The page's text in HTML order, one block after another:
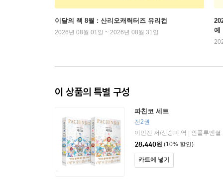
이달의 책 8월 : 산리오캐릭터즈 유리컵
2026년 08월 01일 ~ 2026년 08월 31일
예
이 상품의 특별 구성
파친코 세트
전2권
이민진 저/신승미 역
인플루엔셜
28,440원 (10% 할인)
카트에 넣기